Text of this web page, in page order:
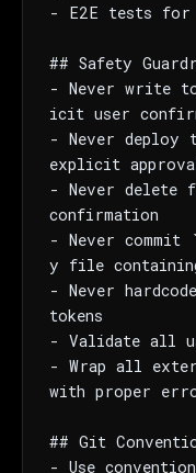
- E2E tests for
## Safety
- Never write
icit user
- Never deploy
explicit
- Never delete
confirmation
- Never
y file
- Never
tokens
- Validate all
- Wrap all
with proper
## Git
- Use